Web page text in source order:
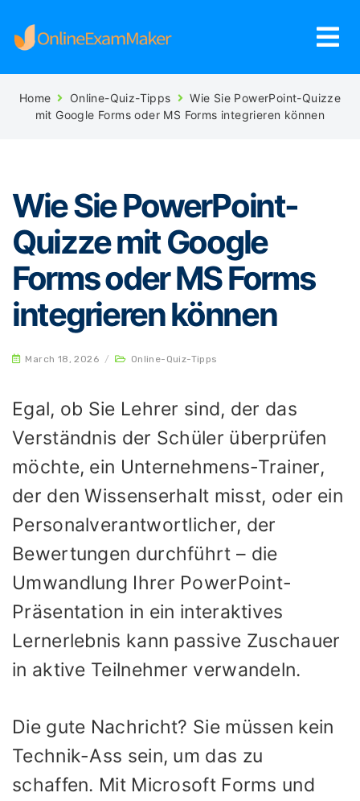
Home Online-Quiz-Tipps
Wie Sie PowerPoint-Quizze
mit Google Forms oder MS Forms integrieren können
Wie Sie PowerPoint-
Quizze mit Google
Forms oder MS Forms
integrieren können
March 18, 2026 / Online-Quiz-Tipps
Egal, ob Sie Lehrer sind, der das
Verständnis der Schüler überprüfen
möchte, ein Unternehmens-Trainer,
der den Wissenserhalt misst, oder ein
Personalverantwortlicher, der
Bewertungen durchführt – die
Umwandlung Ihrer PowerPoint-
Präsentation in ein interaktives
Lernerlebnis kann passive Zuschauer
in aktive Teilnehmer verwandeln.
Die gute Nachricht? Sie müssen kein
Technik-Ass sein, um das zu
schaffen. Mit Microsoft Forms und